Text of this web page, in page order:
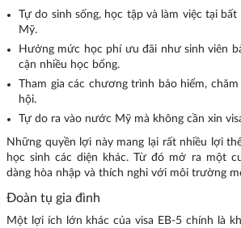
Tự do sinh sống, học tập và làm việc tại
Mỹ.
Hưởng mức học phí ưu đãi như sinh viên
cận nhiều học bổng.
Tham gia các chương trình bảo hiểm,
hội.
Tự do ra vào nước Mỹ mà không cần xin
Những quyền lợi này mang lại rất nhiều lợi
học sinh các diện khác. Từ đó mở ra một
dàng hòa nhập và thích nghi với môi trường
Đoàn tụ gia đình
Một lợi ích lớn khác của visa EB-5 chính là